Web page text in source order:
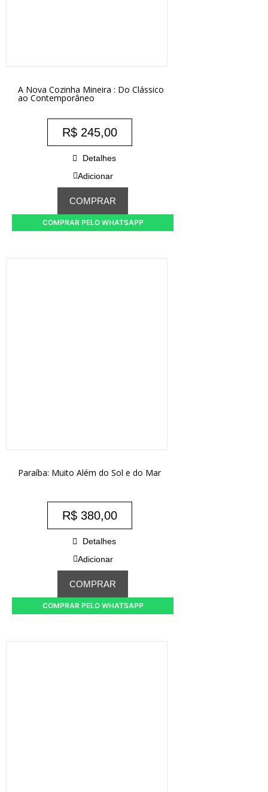
A Nova Cozinha Mineira : Do Clássico
ao Contemporâneo
R$ 245,00
Detalhes
Adicionar
COMPRAR
COMPRAR PELO WHATSAPP
Paraíba: Muito Além do Sol e do Mar
R$ 380,00
Detalhes
Adicionar
COMPRAR
COMPRAR PELO WHATSAPP